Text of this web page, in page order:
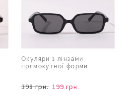
Окуляри з лінзами
прямокутної форми
398 грн. 199 грн.